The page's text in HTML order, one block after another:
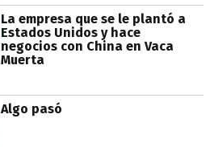
La empresa que se le plantó a
Estados Unidos y hace
negocios con China en Vaca
Muerta
Algo pasó